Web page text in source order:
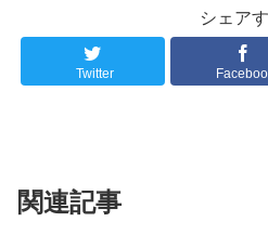
シェア
Twitter
関連記事